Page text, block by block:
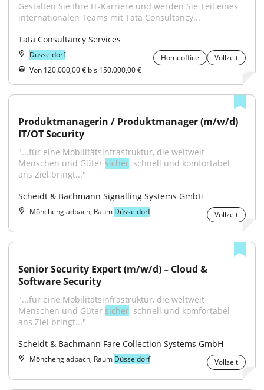
Gestalten Sie Ihre IT-Karriere und werden Sie Teil eines
internationalen Teams mit Tata Consultancy...
Tata Consultancy Services
Düsseldorf Homeoffice
Vollzeit
Von 120.000,00 € bis 150.000,00 €
Produktmanagerin / Produktmanager (m/w/d)
IT/OT Security
"...für eine Mobilitätsinfrastruktur, die weltweit
Menschen und Güter sicher, schnell und komfortabel
ans Ziel bringt..."
Scheidt & Bachmann Signalling Systems GmbH
Mönchengladbach, Raum Düsseldorf Vollzeit
Senior Security Expert (m/w/d) – Cloud &
Software Security
"...für eine Mobilitätsinfrastruktur, die weltweit
Menschen und Güter sicher, schnell und komfortabel
ans Ziel bringt..."
Scheidt & Bachmann Fare Collection Systems GmbH
Mönchengladbach, Raum Düsseldorf Vollzeit